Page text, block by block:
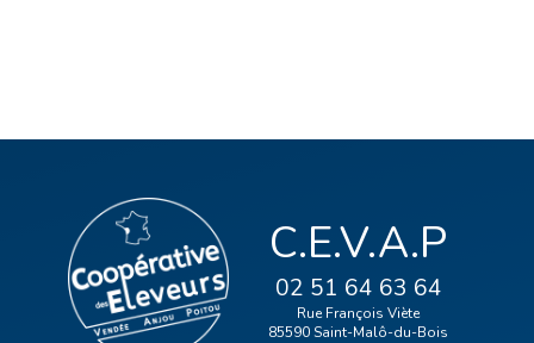
C.E.V.A.P
02 51 64 63 64
Rue François Viète
85590 Saint-Malô-du-Bois